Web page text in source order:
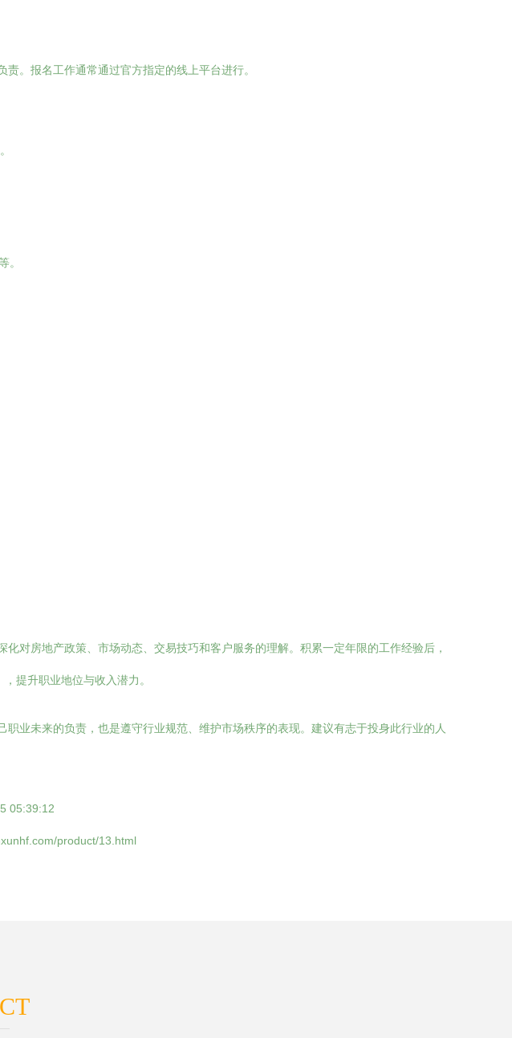
责。报名工作通常通过官方指定的线上平台进行。
。
对房地产政策、市场动态、交易技巧和客户服务的理解。积累一定年限的工作经验后，
提升职业地位与收入潜力。
业未来的负责，也是遵守行业规范、维护市场秩序的表现。建议有志于投身此行业的人
05:39:12
product/13.html